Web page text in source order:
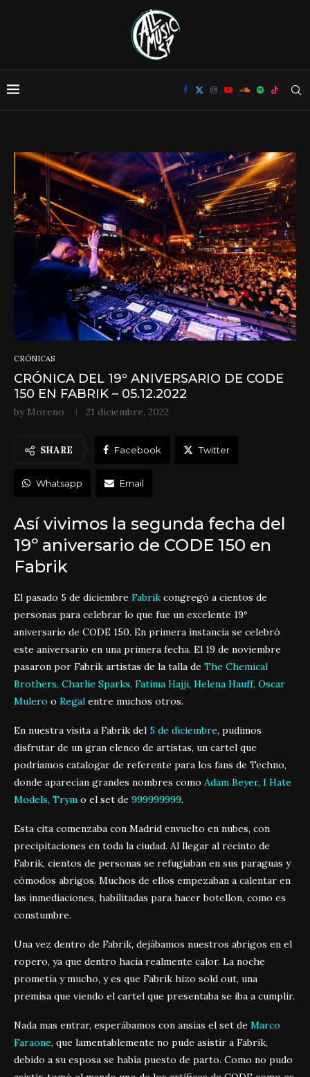
CRÓNICAS
CRÓNICA DEL 19º ANIVERSARIO DE CODE
150 EN FABRIK – 05.12.2022
by Moreno 21 diciembre, 2022
SHARE Facebook Twitter
Whatsapp Email
Así vivimos la segunda fecha del
19º aniversario de CODE 150 en
Fabrik
El pasado 5 de diciembre Fabrik congregó a cientos de
personas para celebrar lo que fue un excelente 19º
aniversario de CODE 150. En primera instancia se celebró
este aniversario en una primera fecha. El 19 de noviembre
pasaron por Fabrik artistas de la talla de The Chemical
Brothers, Charlie Sparks, Fatima Hajji, Helena Hauff, Oscar
Mulero o Regal entre muchos otros.
En nuestra visita a Fabrik del 5 de diciembre, pudimos
disfrutar de un gran elenco de artistas, un cartel que
podríamos catalogar de referente para los fans de Techno,
donde aparecían grandes nombres como Adam Beyer, I Hate
Models, Trym o el set de 999999999.
Esta cita comenzaba con Madrid envuelto en nubes, con
precipitaciones en toda la ciudad. Al llegar al recinto de
Fabrik, cientos de personas se refugiaban en sus paraguas y
cómodos abrigos. Muchos de ellos empezaban a calentar en
las inmediaciones, habilitadas para hacer botellon, como es
constumbre.
Una vez dentro de Fabrik, dejábamos nuestros abrigos en el
ropero, ya que dentro hacia realmente calor. La noche
prometía y mucho, y es que Fabrik hizo sold out, una
premisa que viendo el cartel que presentaba se iba a cumplir.
Nada mas entrar, esperábamos con ansias el set de Marco
Faraone, que lamentablemente no pude asistir a Fabrik,
debido a su esposa se había puesto de parto. Como no pudo